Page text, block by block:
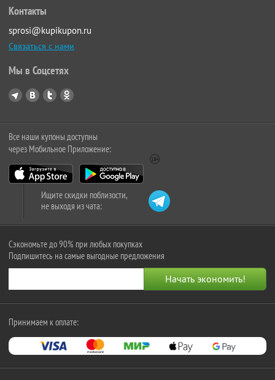
Контакты
sprosi@kupikupon.ru
Связаться с нами
Мы в Соцсетях
Все наши купоны доступны
через Мобильное Приложение:
Ищите скидки поблизости,
не выходя из чата:
Сэкономьте до 90% при любых покупках
Подпишитесь на самые выгодные предложения
Принимаем к оплате: